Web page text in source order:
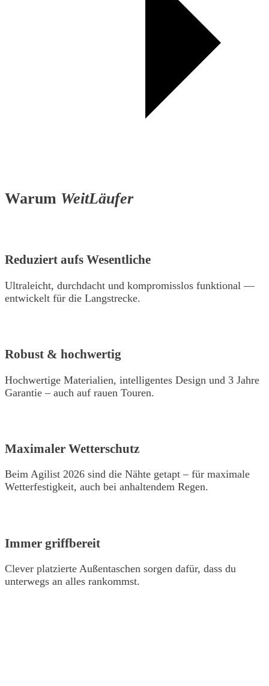
Warum WeitLäufer
Reduziert aufs Wesentliche
Ultraleicht, durchdacht und kompromisslos funktional —
entwickelt für die Langstrecke.
Robust & hochwertig
Hochwertige Materialien, intelligentes Design und 3 Jahre
Garantie – auch auf rauen Touren.
Maximaler Wetterschutz
Beim Agilist 2026 sind die Nähte getapt – für maximale
Wetterfestigkeit, auch bei anhaltendem Regen.
Immer griffbereit
Clever platzierte Außentaschen sorgen dafür, dass du
unterwegs an alles rankommst.